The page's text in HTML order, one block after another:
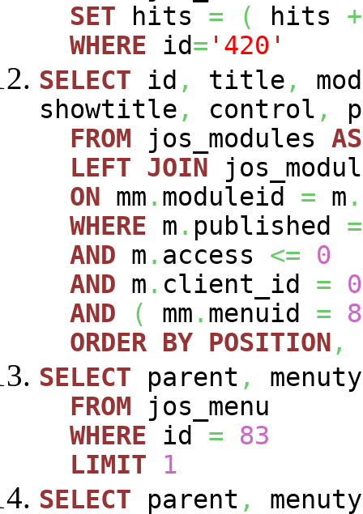
SET hits = ( hits +
WHERE id= '420'
SELECT id , title ,
showtitle , control ,
FROM jos_modules AS
LEFT JOIN
ON mm . moduleid = m .
WHERE m . published =
AND m . access <=
0
AND m . client_id =
0
AND
( mm . menuid =
ORDER BY POSITION ,
SELECT parent ,
FROM jos_menu
WHERE id =
83
LIMIT
1
SELECT parent ,